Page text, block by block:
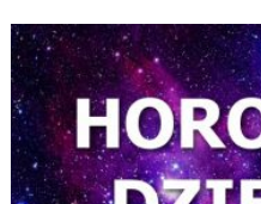
DZIENNY